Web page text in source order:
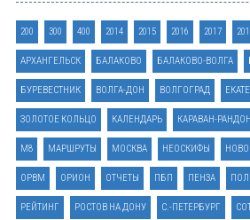
200 300 400 2014 2015 2016 2017
АРХАНГЕЛЬСК БАЛАКОВО БАЛАКОВО-ВОЛГА
БУРЕВЕСТНИК ВОЛГА-ДОН ВОЛГОГРАД
ЗОЛОТОЕ КОЛЬЦО КАЛЕНДАРЬ КАРАВАН-
М8 МАРШРУТЫ МОСКВА НЕОСКИФЫ
ОРВМ ОРИОН ОТЧЕТЫ ПБП ПЕНЗА
РЕЙТИНГ РОСТОВ НА ДОНУ С.-ПЕТЕРБУРГ